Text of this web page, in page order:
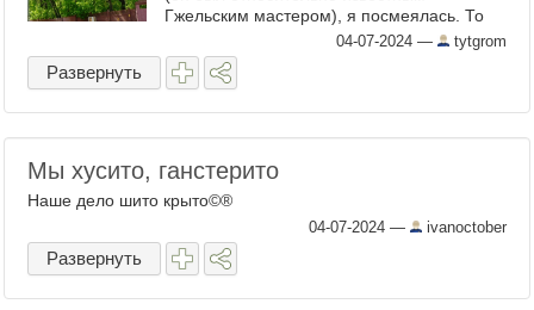
Гжельским мастером), я посмеялась. То
что путают моего прадеда (Харлампия
Георгиевича Монахова), который ...
04-07-2024 — tytgrom
Развернуть
Мы хусито, ганстерито
Наше дело шито крыто©️®️
04-07-2024 — ivanoctober
Развернуть